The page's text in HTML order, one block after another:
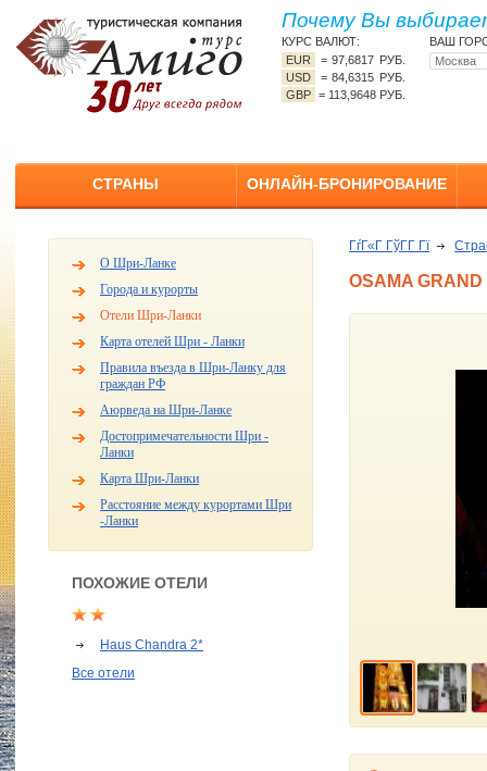
Почему Вы
КУРС ВАЛЮТ:
EUR
=97,6817 РУБ.
USD
=84,6315 РУБ.
GBP = 113,9648 РУБ.
ВАШ
СТРАНЫ ОНЛАЙН-БРОНИРОВАНИЕ
О Шри-Ланке
Города и курорты
Отели Шри-Ланки
Карта отелей Шри - Ланки
Правила въезда в Шри-Ланку для
граждан РФ
Аюрведа на Шри-Ланке
Достопримечательности Шри -
Ланки
Карта Шри-Ланки
Расстояние между курортами Шри
-Ланки
ПОХОЖИЕ ОТЕЛИ
Haus Chandra 2*
Все отели
ГѓГ«Г ГўГ­Г Гї
OSAMA GRAND